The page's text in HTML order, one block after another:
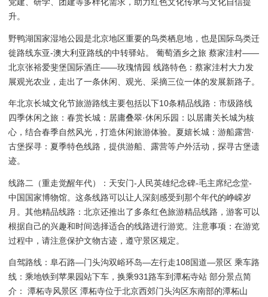
升。
野鸭湖国家湿地公园是北京地区重要的鸟类栖息地，也是国际鸟类迁
徙路线东亚-澳大利亚路线的中转驿站。 葡萄酒乡之旅 蔡家洼村——
北京张裕爱斐堡国际酒庄——玫瑰情园 线路特色：蔡家洼村大力发
展观光农业，走出了一条休闲、观光、采摘三位一体的发展新路子。
年北京长城文化节旅游路线主要包括以下10条精品线路：市级路线
四季休闲之旅：春赏长城：居庸叠翠·休闲乐园：以居庸关长城为核
心，结合春季自然风光，打造休闲旅游体验。夏嬉长城：游船露营·
古堡探寻：夏季特色线路，提供游船、露营等户外活动，探寻古堡遗
迹。
线路二（重走觉醒年代）：天安门-人民英雄纪念碑-毛主席纪念堂-
中国国家博物馆。这条线路可以让人深刻感受到那个年代的峥嵘岁
月。其他精品线路：北京还推出了多条红色旅游精品线路，游客可以
根据自己的兴趣和时间选择适合的线路进行游览。注意事项：在游览
过程中，请注意保护文物古迹，遵守景区规定。
自驾路线：阜石路―门头沟双峪环岛―左行走108国道―景区 乘车路
线：乘地铁到苹果园站下车，换乘931路车到潭柘寺站 部分景点简
介： 潭柘寺风景区 潭柘寺位于北京西郊门头沟区东南部的潭柘山